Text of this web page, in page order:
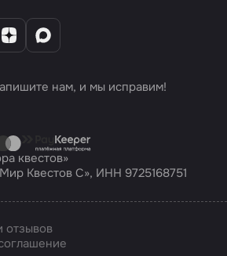
нам, и мы исправим!
квестов»
Квестов С», ИНН 9725168751
отзывов